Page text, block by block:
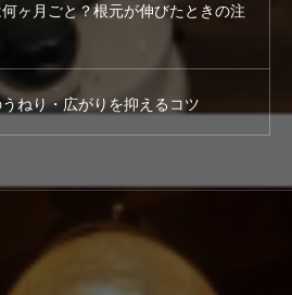
ヶ月ごと？根元が伸びたときの注
ねり・広がりを抑えるコツ